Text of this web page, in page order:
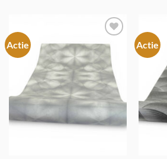
Actie
Toevoegen
verlanglijst
Actie